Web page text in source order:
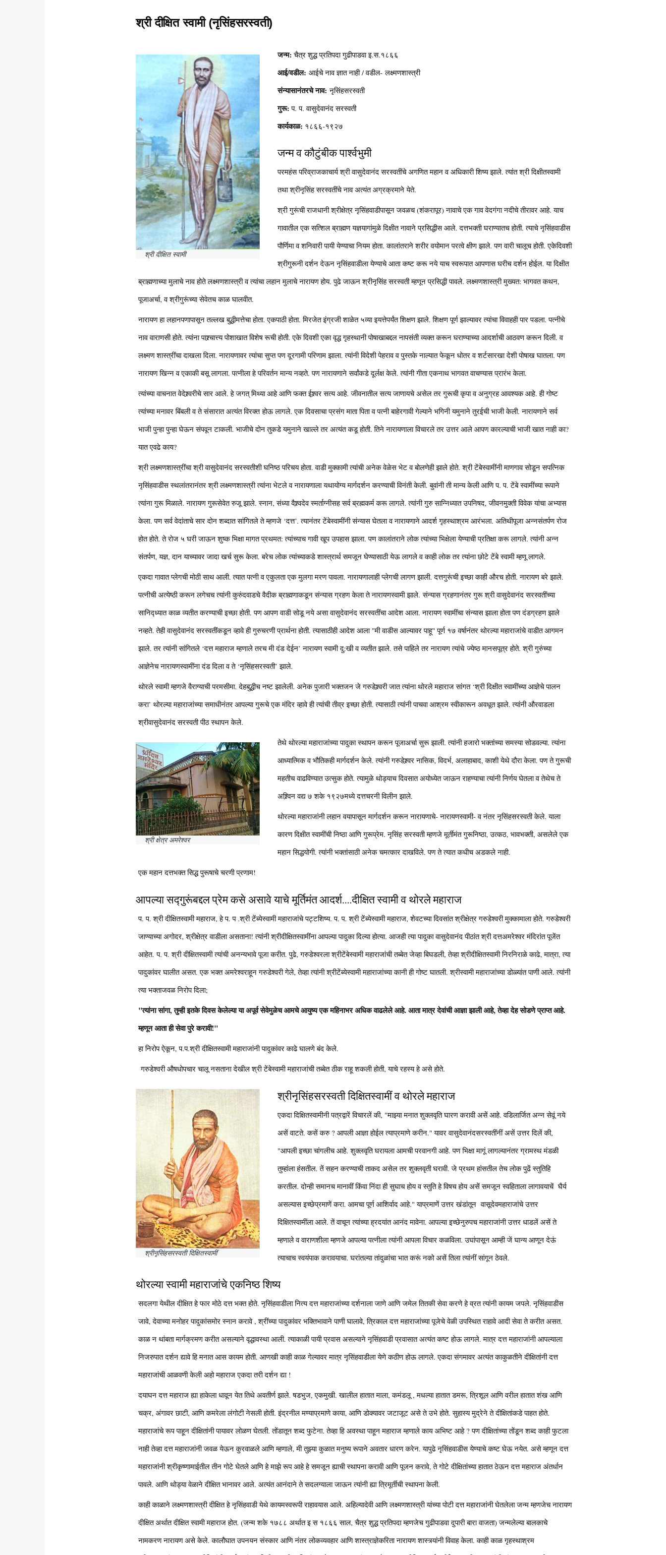
श्री दीक्षित स्वामी (नृसिंहसरस्वती)
Content
श्री दीक्षित स्वामी
जन्म: चैत्र शुद्ध प्रतिपदा गुढीपाडवा इ.स.१८६६
आई/वडील: आईचे नाव ज्ञात नाही / वडील- लक्ष्मणशास्त्री
संन्यासानंतरचे नाव: नृसिंहसरस्वती
गुरू:प. प. वासुदेवानंद सरस्वती
कार्यकाळ: १८६६-१९२७
जन्म व कौटुंबीक पार्श्वभुमी
परमहंस परिव्राजकाचार्य श्री वासुदेवानंद सरस्वतींचे अगणित महान व अधिकारी शिष्य झाले. त्यांत श्री दिक्षीतस्वामी
तथा श्रीनृसिंह सरस्वतींचे नाव अत्यंत अग्रक्रमाने येते.
श्री गुरूंची राजधानी श्रीक्षेत्र नृसिंहवाडीपासून जवळच (शंकरापूर) नावाचे एक गाव वेदगंगा नदीचे तीरावर आहे. याच
गावातील एक सत्शिल ब्राह्मण यज्ञयागांमुळे दिक्षीत नावाने प्रसिद्धीस आले. दत्तभक्ती घराण्यातच होती. त्याचे नृसिंहवाडीस
पौर्णिमा व शनिवारी पायी येण्याचा नियम होता. कालांतराने शरीर वयोमान परत्वे क्षीण झाले. पण वारी चालूच होती. एकेदिवशी
श्रीगुरूनी दर्शन देऊन नृसिंहवाडीला येण्याचे आता कष्ट करू नये याच स्वरूपात आपणास घरीच दर्शन होईल. या दिक्षीत
ब्राह्मणाच्या मुलाचे नाव होते लक्ष्मणशास्त्री व त्यांचा लहान मुलाचे नारायण होय. पुढे जाऊन श्रीनृसिंह सरस्वती म्हणून प्रसिद्धी पावले. लक्ष्मणशास्त्री मुख्यत: भागवत कथन,
पूजाअर्चा, व श्रीगुरूंच्या सेवेतच काळ घालवीत.
नारायण हा लहानपणापासून तल्लख बुद्धीमत्तेचा होता. एकपाठी होता. मिरजेत इंग्रजी शाळेत ५व्या इयत्तेपर्यंत शिक्षण झाले. शिक्षण पूर्ण झाल्यावर त्यांचा विवाहही पार पडला. पत्नीचे
नाव वाराणसी होते. त्यांना पाश्र्चात्त्य पोशाखात विशेष रूची होती. एके दिवशी एका वृद्ध गृहस्थानी पोषाखाबद्दल नापसंती व्यक्त करून घराण्याच्या आदर्शाची आठवण करून दिली. व
लक्ष्मण शास्त्रींचा दाखला दिला. नारायणावर त्यांचा सुप्त पण दूरगामी परिणाम झाला. त्यांनी विदेशी पेहराव व पुस्तके नाल्यात फेकून धोतर व शर्टसारखा देशी पोषाख घातला. पण
नारायण खिन्न व एकाकी बसू लागला. पत्नीला हे परिवर्तन मान्य नव्हते. पण नारायणाने सर्वांकडे दूर्लक्ष केले. त्यांनी गीता एकनाथ भागवत वाचण्यास प्रारंभ केला.
त्यांच्या वाचनात वेदेश्र्वरीचे सार आले. हे जगत् मिथ्या आहे आणि फक्त ईश्र्वर सत्य आहे. जीवनातील सत्य जाणायचे असेल तर गुरूची कृपा व अनुग्रह आवश्यक आहे. ही गोष्ट
त्यांच्या मनावर बिंबली व ते संसारात अत्यंत विरक्त होऊ लागले. एक दिवसाचा प्रसंग माता पिता व पत्नी बाहेरगावी गेल्याने भगिनी यमुनाने तुरईची भाजी केली. नारायणाने सर्व
भाजी पुन्हा पुन्हा घेऊन संपवून टाकली. भाजीचे दोन तुकडे यमुनाने खाल्ले तर अत्यंत कडू होती. तिने नारायणाला विचारले तर उत्तर आले आपण कारल्याची भाजी खात नाही का?
यात एवढे काय?
श्री लक्ष्मणशास्त्रींचा श्री वासुदेवानंद सरस्वतीशी घनिष्ठ परिचय होता. वाडी मुक्कामी त्यांची अनेक वेळेस भेट व बोलणेही झाले होते. श्री टेंबेस्वामींनी माणगाव सोडून सपत्निक
नृसिंहवाडीस स्थलांतरानंतर श्री लक्ष्मणशास्त्री त्यांना भेटले व नारायणाला यथायोग्य मार्गदर्शन करण्याची विनंती केली. बुवांनी ती मान्य केली आणि प. प. टेंबे स्वामींच्या रूपाने
त्यांना गुरू मिळाले. नारायण गुरूसेवेत रुजू झाले. स्नान, संध्या वैश्र्वदेव स्मर्ताग्नीसह सर्व ब्रह्मकर्म करू लागले. त्यांनी गुरु सान्निध्यात उपनिषद, जीवनमुक्ती विवेक यांचा अभ्यास
केला. पण सर्व वेदांताचे सार दोन शब्दात सांगितले ते म्हणजे ‘दत्त’. त्यानंतर टेंबेस्वामींनी संन्यास घेतला व नारायणाने आदर्श गृहस्थाश्रम आरंभला. अतिथीपूजा अन्नसंतर्पण रोज
होत होते. ते रोज ५ घरी जाऊन शुष्क भिक्षा मागत प्रथमत: त्यांच्याच गावी खूप उपहास झाला. पण कालांतराने लोक त्यांच्या भिक्षेला येण्याची प्रतिक्षा करू लागले. त्यांनी अन्न
संतर्पण, यज्ञ, दान याच्यावर जादा खर्च सुरू केला. बरेच लोक त्यांच्याकडे शास्त्रार्थ समजून घेण्यासाठी येऊ लागले व काही लोक तर त्यांना छोटे टेंबे स्वामी म्हणू लागले.
एकदा गावात प्लेगची मोठी साथ आली. त्यात पत्नी व एकुलता एक मुलगा मरण पावला. नारायणालाही प्लेगची लागण झाली. दत्तगुरूंची इच्छा काही औरच होती. नारायण बरे झाले.
पत्नीची अत्येष्ठी करून लगेचच त्यांनी कुरुंदवाडचे वैदीक ब्राह्मणाकडून संन्यास ग्रहण केला ते नारायणस्वामी झाले. संन्यास ग्रहणानंतर गुरू श्री वासुदेवानंद सरस्वतींच्या
सानिद्ध्यात काळ व्यतीत करण्याची इच्छा होती. पण आपण वाडी सोडू नये असा वासुदेवानंद सरस्वतींचा आदेश आला. नारायण स्वामींचा संन्यास झाला होता पण दंडग्रहण झाले
नव्हते. तेही वासुदेवानंद सरस्वतींकडून व्हावे ही गुरुचरणी प्रार्थना होती. त्यासाठीही आदेश आला "मी वाडीस आल्यावर पाहू" पूर्ण १७ वर्षानंतर थोरल्या महाराजांचे वाडीत आगमन
झाले. तर त्यांनी सांगितले ‘दत्त महाराज म्हणाले तरच मी दंड देईन’ नारायण स्वामी दु:खी व व्यतीत झाले. तसे पाहिले तर नारायण त्यांचे ज्येष्ठ मानसपूत्र होते. श्री गुरुंच्या
आज्ञेनेच नारायणस्वामींना दंड दिला व ते ‘नृसिंहसरस्वती’ झाले.
थोरले स्वामी म्हणजे वैराग्याची परमसीमा. देहबुद्धीच नष्ट झालेली. अनेक पुजारी भक्तजन जे गरुडेश्र्वरी जात त्यांना थोरले महाराज सांगत ‘श्री दिक्षीत स्वामींच्या आज्ञेचे पालन
करा’ थोरल्या महाराजांच्या समाधीनंतर आपल्या गुरूचे एक मंदिर व्हावे ही त्यांची तीव्र इच्छा होती. त्यासाठी त्यांनी पाचवा आश्रम स्वीकारून अवधूत झाले. त्यांनी औरवाडला
श्रीवासुदेवानंद सरस्वती पीठ स्थापन केले.
श्री क्षेत्र अमरेश्वर
तेथे थोरल्या महाराजांच्या पादुका स्थापन करून पूजाअर्चा सुरू झाली. त्यांनी हजारो भक्तांच्या समस्या सोडवल्या. त्यांना
आध्यात्मिक व भौतिकही मार्गदर्शन केले. त्यांनी गरुडेश्र्वर नासिक, विदर्भ, अलाहाबाद, काशी येथे दौरा केला. पण ते गुरूची
महतीच वाढविण्यात उत्सुक होते. त्यामुळे थोड्याच दिवसात अयोध्येत जाऊन राहण्याचा त्यांनी निर्णय घेतला व तेथेच ते
अश्र्विन वद्य ७ शके १९२७मध्ये दत्तचरनी विलीन झाले.
थोरल्या महाराजांनी लहान वयापासून मार्गदर्शन करून नारायणाचे- नारायणस्वामी- व नंतर नृसिंहसरस्वती केले. याला
कारण दिक्षीत स्वामींची निष्ठा आणि गुरूप्रेम. नृसिंह सरस्वती म्हणजे मूर्तीमंत गुरूनिष्ठा, उत्कठ, भावभक्ती, असलेले एक
महान सिद्धयोगी. त्यांनी भक्तांसाठी अनेक चमत्कार दाखविले. पण ते त्यात कधीच अडकले नाही.
एक महान दत्तभक्त सिद्ध पुरूषाचे चरणी प्रणाम!
आपल्या सद्गुरूंबद्दल प्रेम कसे असावे याचे मूर्तिमंत आदर्श....दीक्षित स्वामी व थोरले महाराज
प. प. श्री दीक्षितस्वामी महाराज, हे प. प .श्री टेंब्येस्वामी महाराजांचे पट्टशिष्य. प. प. श्री टेंब्येस्वामी महाराज, शेवटच्या दिवसांत श्रीक्षेत्र गरुडेश्वरी मुक्कामाला होते. गरुडेश्वरी
जाण्याच्या अगोदर, श्रीक्षेत्र वाडीला असताना! त्यांनी श्रीदीक्षितस्वामींना आपल्या पादुका दिल्या होत्या. आजही त्या पादुका वासुदेवानंद पीठांत श्री दत्तअमरेश्वर मंदिरांत पूजेंत
आहेत. प. प. श्री दीक्षितस्वामी त्यांची अनन्यभावे पूजा करीत. पुढे, गरुडेश्वरला श्रीटेंबेस्वामी महाराजांची तब्बेत जेव्हा बिघडली, तेव्हा श्रीदीक्षितस्वामी निरनिराळे काढे, मात्रा, त्या
पादुकांवर घालीत असत. एक भक्त अमरेश्वराहून गरुडेश्वरी गेले, तेव्हा त्यांनी श्रीटेंब्येस्वामी महाराजांच्या कानी ही गोष्ट घातली. श्रीस्वामी महाराजांच्या डोळ्यांत पाणी आले. त्यांनी
त्या भक्ताजवळ निरोप दिला;
"त्यांना सांगा, तुम्ही इतके दिवस केलेल्या या अपूर्व सेवेमुळेच आमचे आयुष्य एक महिनाभर अधिक वाढलेले आहे. आता मात्र देवांची आज्ञा झाली आहे, तेव्हा देह सोडणे प्राप्त आहे.
म्हणून आता ही सेवा पुरे करावी!"
हा निरोप ऐकून, प.प.श्री दीक्षितस्वामी महाराजांनी पादुकांवर काढे घालणे बंद केले.
गरुडेश्वरी औषधोपचार चालू नसताना देखील श्री टेंबेस्वामी महाराजांची तब्बेत ठीक राहू शकली होती, याचे रहस्य हे असे होते.
श्रीनृसिंहसरस्वती दिक्षितस्वामीं
श्रीनृसिंहसरस्वती दिक्षितस्वामीं व थोरले महाराज
एकदा दिक्षितस्वामीनी पत्रद्वारें विचारलें की, "माझ्या मनात शुक्लवृति घारण करावी असें आहे. वडिलार्जित अन्न सेवूं नये
असें वाटते. कसें करु ? आपली आज्ञा होईल त्याप्रमाणे करीन." यावर वासुदेवानंदसरस्वतींनीं असें उत्तर दिलें की,
"आपली इच्छा चांगलीच आहे. शुक्लवृति घरायला आमची परवानगी आहे. पण भिक्षा मागूं लागल्यानंतर ग्रामस्थ मंडळी
तुम्हांला हंसतील. तें सहन करण्याची ताकद असेल तर शुक्लवृती घरावी. जे प्रथम हांसतील तेच लोक पुढें स्तुतिहि
करतील. दोन्ही समानच मानावीं किंवा निंदा ही सुघाच होय व स्तुति हे विषच होय असें समजून स्वहिताला लागावयाचें घैर्य
असल्यास इच्छेप्रमाणें करा. आमचा पूर्ण आशिर्वाद आहे." याप्रमाणें उत्तर खंडांतून वासूदेवमहाराजांचे उत्तर
दिक्षितस्वामींला आले. तें वाचून त्यांच्या ह्रदयांत आनंद मावेना. आपल्या इच्छेनुरुपच महाराजांनी उत्तर धाडलें असें ते
म्हणाले व वाराणशीला म्हणजे आपल्या पत्नीला त्यांनी आपला विचार कळविला. उघांपासून आम्ही जें घान्य आणून देऊं
त्याचाच स्वयंपाक करावयाचा. घरांतल्या तांदुळांचा भात करूं नको असें तिला त्यांनीं सांगून ठेवले.
थोरल्या स्वामी महाराजांचे एकनिष्ठ शिष्य
सदलगा येथील दीक्षित हे फार मोठे दत्त भक्त होते. नृसिंहवाडीला नित्य दत्त महाराजांच्या दर्शनाला जाणे आणि जमेल तितकी सेवा करणे हे व्रत त्यांनी कायम जपले. नृसिंहवाडीस
जावे, देवाच्या मनोहर पादुकांसमोर स्नान करावे , श्रींच्या पादुकांवर भक्तिभावाने पाणी घालावे, त्रिकाल दत्त महाराजांच्या पूजेचे वेळी उपस्थित राहावे आदी सेवा ते करीत असत.
काळ न थांबता मार्गक्रमण करीत असल्याने वृद्धावस्था आली. त्याकाळी पायी प्रवास असल्याने नृसिंहवाडी प्रवासात अत्यंत कष्ट होऊ लागले. मात्र दत्त महाराजांनी आपल्याला
निजरुपात दर्शन द्यावे हि मनात आस कायम होती. आणखी काही काळ गेल्यावर मात्र नृसिंहवाडीला येणे कठीण होऊ लागले. एकदा संगमावर अत्यंत काकुळतीने दीक्षितांनी दत्त
महाराजांची आळवणी केली अहो महाराज एकदा तरी दर्शन द्या !
दयाघन दत्त महाराज ह्या हाकेला धावून येत तिथे अवतीर्ण झाले. षडभुज, एकमुखी. खालील हातात माला, कमंडलू , मधल्या हातात डमरू, त्रिशूल आणि वरील हातात शंख आणि
चक्र, अंगावर छाटी, आणि कमरेला लंगोटी नेसली होती. इंद्रनील मण्याप्रमाणे काया, आणि डोक्यावर जटाजूट असे ते उभे होते. सुहास्य मुद्रेने ते दीक्षितांकडे पाहत होते.
महाराजांचे रूप पाहून दीक्षितांनी पायावर लोळण घेतली. तोंडातून शब्द फुटेना. तेव्हा हि अवस्था पाहून महाराज म्हणाले काय अभिष्ट आहे ? पण दीक्षितांच्या तोंडून शब्द काही फुटला
नाही तेव्हा दत्त महाराजांनी जवळ येऊन कुरवाळले आणि म्हणाले, मी तुझ्या कुळात मनुष्य रूपाने अवतार धारण करेन. यापुढे नृसिंहवाडीस येण्याचे कष्ट घेऊ नयेत. असे म्हणून दत्त
महाराजांनी श्रीकृष्णामाईतील तीन गोटे घेतले आणि हे माझे रूप आहे हे समजून ह्याची स्थापना करावी आणि पूजन करावे, ते गोटे दीक्षितांच्या हातात ठेऊन दत्त महाराज अंतर्धान
पावले. आणि थोड्या वेळाने दीक्षित भानावर आले. अत्यंत आनंदाने ते सदलग्याला जाऊन त्यांनी ह्या त्रिमूर्तीची स्थापना केली.
काही काळाने लक्ष्मणशास्त्री दीक्षित हे नृसिंहवाडी येथे कायमस्वरूपी राहावयास आले. अहिल्यादेवी आणि लक्ष्मणशास्त्री यांच्या पोटी दत्त महाराजांनी घेतलेला जन्म म्हणजेच नारायण
दीक्षित अर्थात दीक्षित स्वामी महाराज होत. (जन्म शके १७८८ अर्थात इ स १८६६ साल, चैत्र शुद्ध प्रतिपदा म्हणजेच गुढीपाडवा दुपारी बारा वाजता) जन्मलेल्या बालकाचे
नामकरण नारायण असे केले. कालौघात उपनयन संस्कार आणि नंतर लोकव्यवहार आणि शास्त्राज्ञेकरिता नारायण शास्त्र्यांनी विवाह केला. काही काळ गृहस्थाश्रम